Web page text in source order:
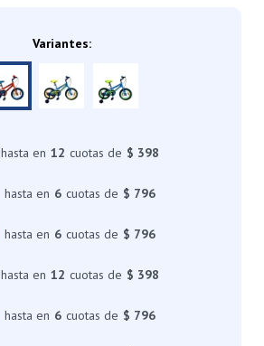
Variantes:
hasta en 12 cuotas de $ 398
hasta en 6 cuotas de $ 796
hasta en 6 cuotas de $ 796
hasta en 12 cuotas de $ 398
hasta en 6 cuotas de $ 796